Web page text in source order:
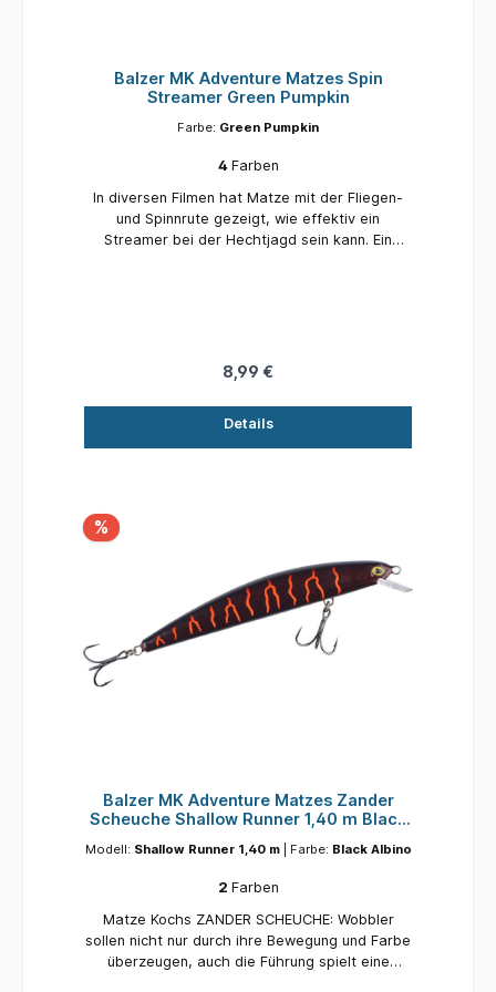
Balzer MK Adventure Matzes Spin
Streamer Green Pumpkin
Farbe: Green Pumpkin
4 Farben
In diversen Filmen hat Matze mit der Fliegen-
und Spinnrute gezeigt, wie effektiv ein
Streamer bei der Hechtjagd sein kann. Ein
dem man die federleichten Köder auch mit der
auswerfen kann. Mit Doppelhakensystem.
Hakengöße 4/0 und 2/0.
8,99 €
Details
%
Balzer MK Adventure Matzes Zander
Scheuche Shallow Runner 1,40 m Black
Modell: Shallow Runner 1,40 m | Farbe: Black Albino
2 Farben
Matze Kochs ZANDER SCHEUCHE: Wobbler
sollen nicht nur durch ihre Bewegung und Farbe
überzeugen, auch die Führung spielt eine